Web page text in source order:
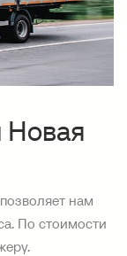
нам
По стоимости